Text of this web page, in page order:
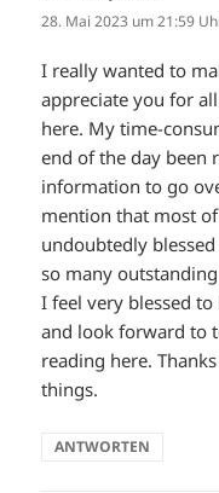
28. Mai 2023 um 21:59
I really wanted to
appreciate you for
here. My time-
end of the day been
information to go
mention that most
undoubtedly
so many
I feel very blessed
and look forward to
reading here.
things.
ANTWORTEN